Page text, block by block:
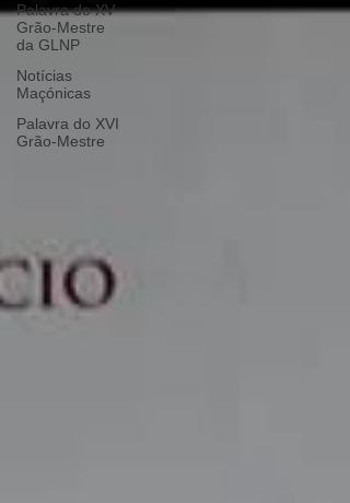
Palavra do XV
Grão-Mestre
da GLNP
Notícias
Maçónicas
Palavra do XVI
Grão-Mestre